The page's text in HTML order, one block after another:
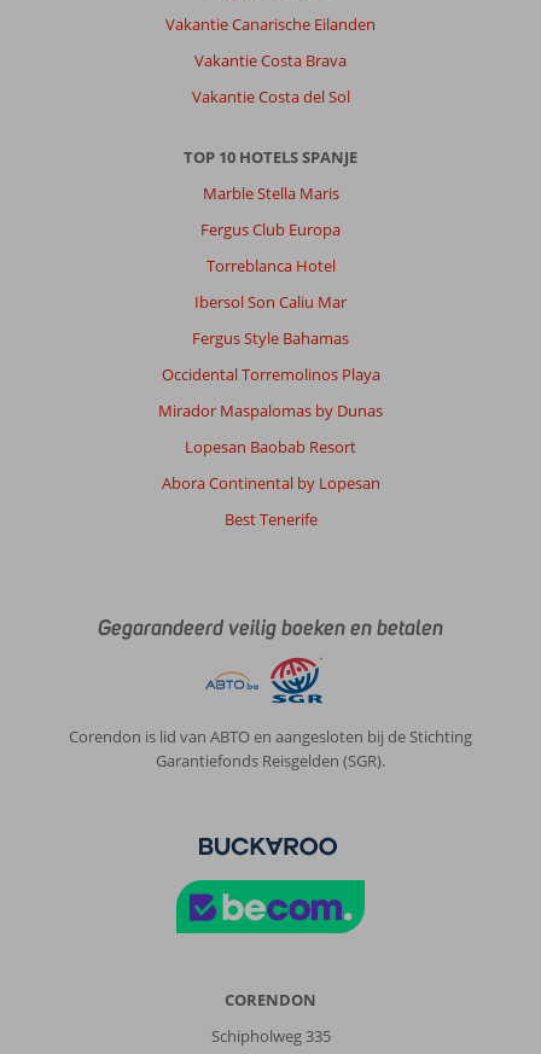
Vakantie Canarische Eilanden
Vakantie Costa Brava
Vakantie Costa del Sol
TOP 10 HOTELS SPANJE
Marble Stella Maris
Fergus Club Europa
Torreblanca Hotel
Ibersol Son Caliu Mar
Fergus Style Bahamas
Occidental Torremolinos Playa
Mirador Maspalomas by Dunas
Lopesan Baobab Resort
Abora Continental by Lopesan
Best Tenerife
Gegarandeerd veilig boeken en betalen
Corendon is lid van ABTO en aangesloten bij de Stichting
Garantiefonds Reisgelden (SGR).
CORENDON
Schipholweg 335